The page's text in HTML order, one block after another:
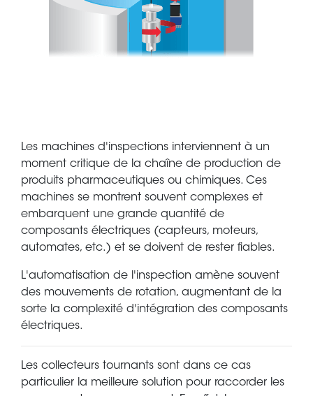
Les machines d'inspections interviennent à un
moment critique de la chaîne de production de
produits pharmaceutiques ou chimiques. Ces
machines se montrent souvent complexes et
embarquent une grande quantité de
composants électriques (capteurs, moteurs,
automates, etc.) et se doivent de rester fiables.
L'automatisation de l'inspection amène souvent
des mouvements de rotation, augmentant de la
sorte la complexité d'intégration des composants
électriques.
Les collecteurs tournants sont dans ce cas
particulier la meilleure solution pour raccorder les